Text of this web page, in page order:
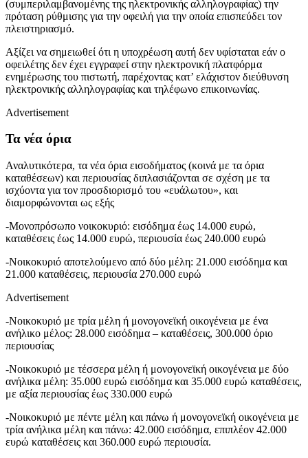
(συμπεριλαμβανομένης της ηλεκτρονικής αλληλογραφίας) την
πρόταση ρύθμισης για την οφειλή για την οποία επισπεύδει τον
πλειστηριασμό.
Αξίζει να σημειωθεί ότι η υποχρέωση αυτή δεν υφίσταται εάν ο
οφειλέτης δεν έχει εγγραφεί στην ηλεκτρονική πλατφόρμα
ενημέρωσης του πιστωτή, παρέχοντας κατ’ ελάχιστον διεύθυνση
ηλεκτρονικής αλληλογραφίας και τηλέφωνο επικοινωνίας.
Advertisement
Τα νέα όρια
Αναλυτικότερα, τα νέα όρια εισοδήματος (κοινά με τα όρια
καταθέσεων) και περιουσίας διπλασιάζονται σε σχέση με τα
ισχύοντα για τον προσδιορισμό του «ευάλωτου», και
διαμορφώνονται ως εξής
-Μονοπρόσωπο νοικοκυριό: εισόδημα έως 14.000 ευρώ,
καταθέσεις έως 14.000 ευρώ, περιουσία έως 240.000 ευρώ
-Νοικοκυριό αποτελούμενο από δύο μέλη: 21.000 εισόδημα και
21.000 καταθέσεις, περιουσία 270.000 ευρώ
Advertisement
-Νοικοκυριό με τρία μέλη ή μονογονεϊκή οικογένεια με ένα
ανήλικο μέλος: 28.000 εισόδημα – καταθέσεις, 300.000 όριο
περιουσίας
-Νοικοκυριό με τέσσερα μέλη ή μονογονεϊκή οικογένεια με δύο
ανήλικα μέλη: 35.000 ευρώ εισόδημα και 35.000 ευρώ καταθέσεις,
με αξία περιουσίας έως 330.000 ευρώ
-Νοικοκυριό με πέντε μέλη και πάνω ή μονογονεϊκή οικογένεια με
τρία ανήλικα μέλη και πάνω: 42.000 εισόδημα, επιπλέον 42.000
ευρώ καταθέσεις και 360.000 ευρώ περιουσία.